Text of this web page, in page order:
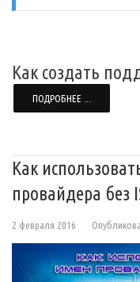
Как создать
ПОДРОБНЕЕ ...
Как
провайдера без
2 февраля 2016